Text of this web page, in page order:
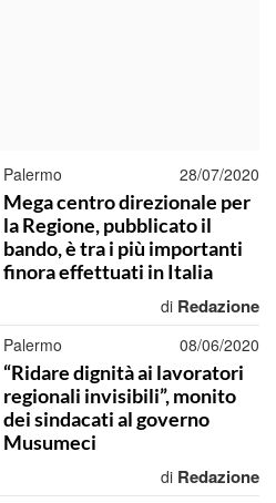
Palermo 28/07/2020
Mega centro direzionale per
la Regione, pubblicato il
bando, è tra i più importanti
finora effettuati in Italia
di Redazione
Palermo 08/06/2020
“Ridare dignità ai lavoratori
regionali invisibili”, monito
dei sindacati al governo
Musumeci
di Redazione